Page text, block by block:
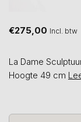
€275,00 Incl. btw
La Dame
Hoogte 49 cm